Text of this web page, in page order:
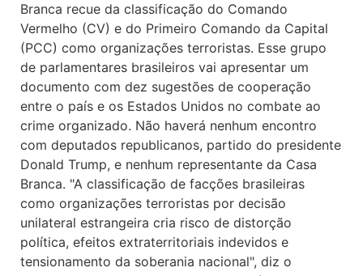
Branca recue da classificação do Comando
Vermelho (CV) e do Primeiro Comando da Capital
(PCC) como organizações terroristas. Esse grupo
de parlamentares brasileiros vai apresentar um
documento com dez sugestões de cooperação
entre o país e os Estados Unidos no combate ao
crime organizado. Não haverá nenhum encontro
com deputados republicanos, partido do presidente
Donald Trump, e nenhum representante da Casa
Branca. "A classificação de facções brasileiras
como organizações terroristas por decisão
unilateral estrangeira cria risco de distorção
política, efeitos extraterritoriais indevidos e
tensionamento da soberania nacional", diz o